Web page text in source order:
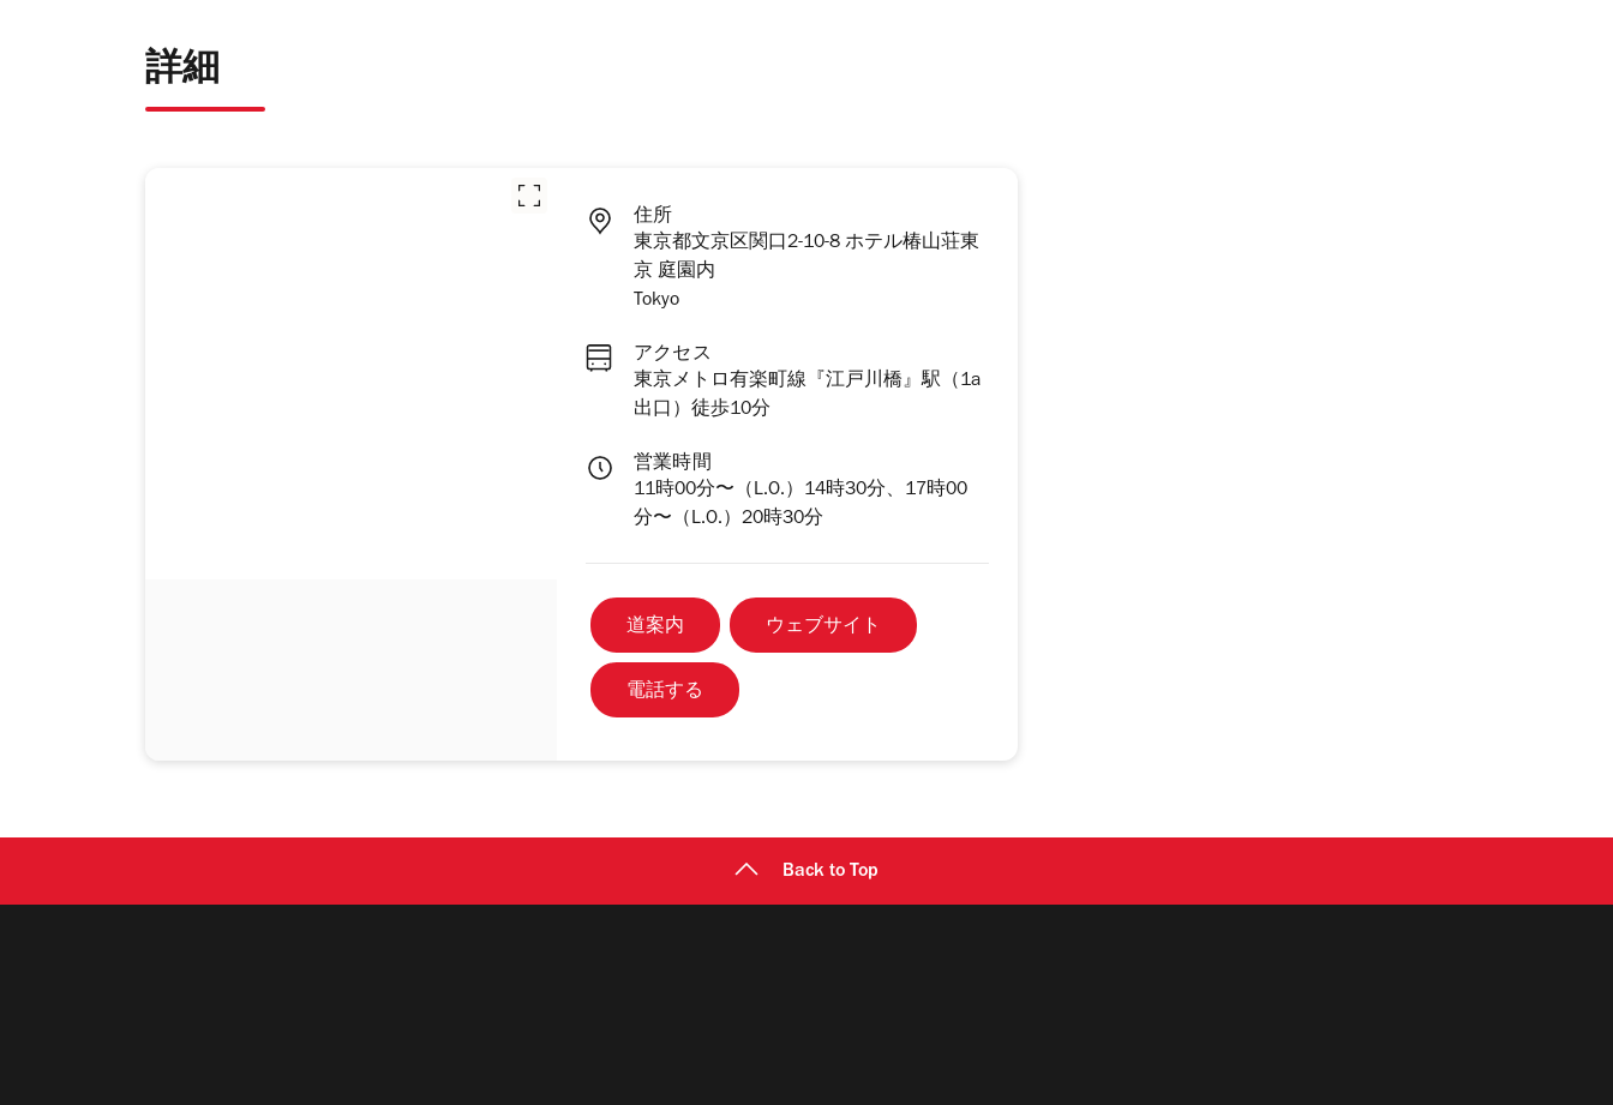
詳細
住所
東京都文京区関口2-10-8 ホテル椿山荘東
京 庭園内
Tokyo
アクセス
東京メトロ有楽町線『江戸川橋』駅（1a
出口）徒歩10分
営業時間
11時00分〜（L.O.）14時30分、17時00
分〜（L.O.）20時30分
道案内 ウェブサイト
電話する
Back to Top